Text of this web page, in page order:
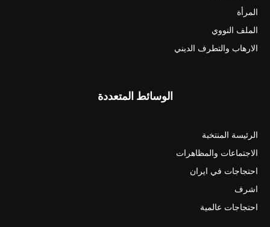
المرأة
الملف النووي
الارهاب والتطرف الديني
الوسائط المتعددة
الرئيسة المنتخبة
الاجتماعات والمظاهرات
احتجاجات في ايران
اشرف
احتجاجات عالمية